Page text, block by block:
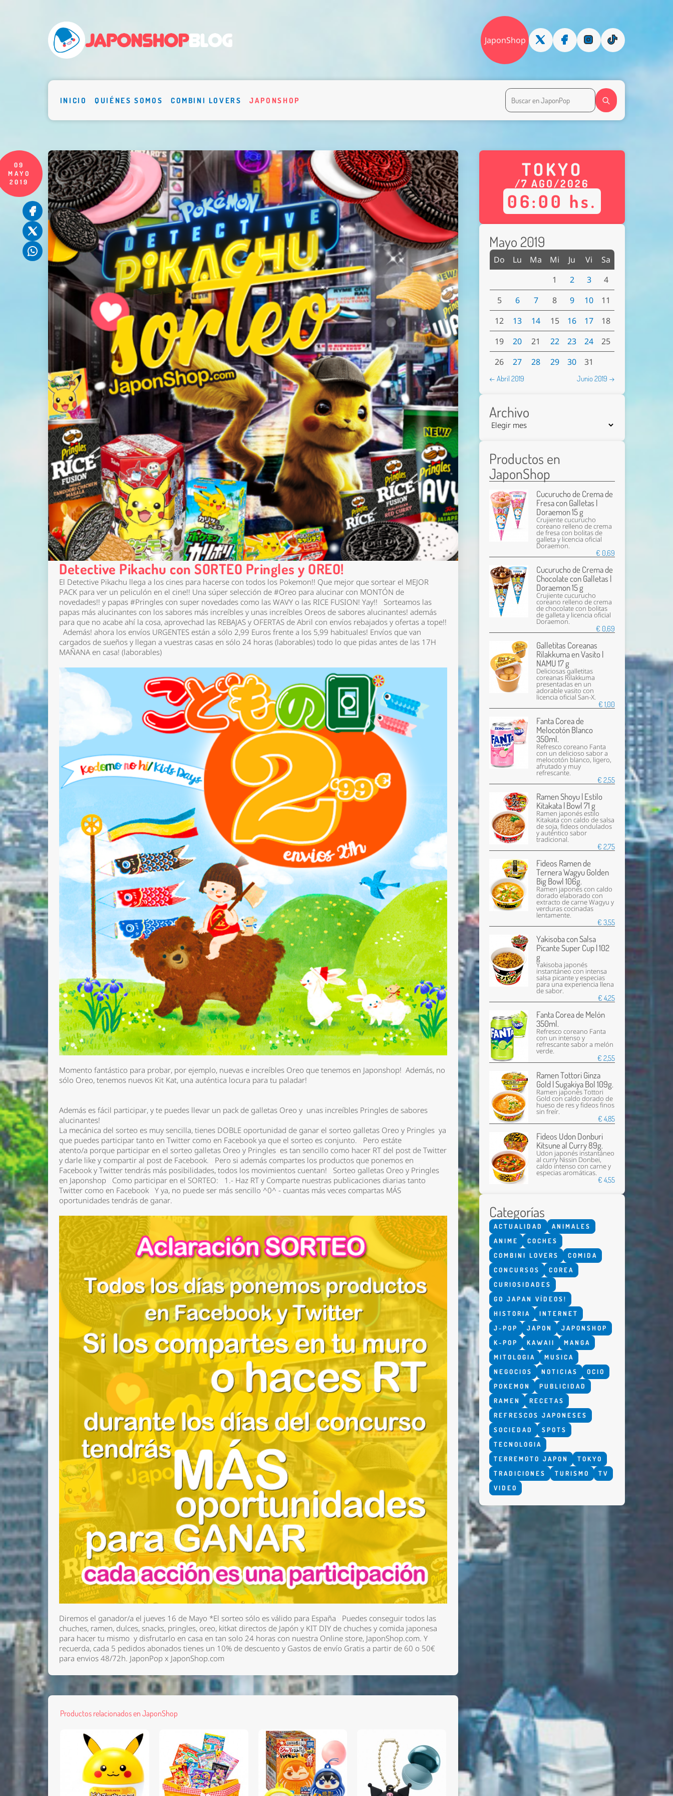
JaponShop
INICIO QUIÉNES SOMOS COMBINI LOVERS JAPONSHOP
09
MAYO
2019
Detective Pikachu con SORTEO Pringles y OREO!
El Detective Pikachu llega a los cines para hacerse con todos los Pokemon!! Que mejor que sortear el MEJOR
PACK para ver un peliculón en el cine!! Una súper selección de #Oreo para alucinar con MONTÓN de
novedades!! y papas #Pringles con super novedades como las WAVY o las RICE FUSION! Yay!! Sorteamos las
papas más alucinantes con los sabores más increíbles y unas increíbles Oreos de sabores alucinantes! además
para que no acabe ahí la cosa, aprovechad las REBAJAS y OFERTAS de Abril con envíos rebajados y ofertas a tope!!
Además! ahora los envíos URGENTES están a sólo 2,99 Euros frente a los 5,99 habituales! Envíos que van
cargados de sueños y llegan a vuestras casas en sólo 24 horas (laborables) todo lo que pidas antes de las 17H
MAÑANA en casa! (laborables)
Momento fantástico para probar, por ejemplo, nuevas e increíbles Oreo que tenemos en Japonshop! Además, no
sólo Oreo, tenemos nuevos Kit Kat, una auténtica locura para tu paladar!
Además es fácil participar, y te puedes llevar un pack de galletas Oreo y unas increíbles Pringles de sabores
alucinantes!
La mecánica del sorteo es muy sencilla, tienes DOBLE oportunidad de ganar el sorteo galletas Oreo y Pringles ya
que puedes participar tanto en Twitter como en Facebook ya que el sorteo es conjunto. Pero estáte
atento/a porque participar en el sorteo galletas Oreo y Pringles es tan sencillo como hacer RT del post de Twitter
y darle like y compartir al post de Facebook. Pero si además compartes los productos que ponemos en
Facebook y Twitter tendrás más posibilidades, todos los movimientos cuentan! Sorteo galletas Oreo y Pringles
en Japonshop Como participar en el SORTEO: 1.- Haz RT y Comparte nuestras publicaciones diarias tanto
Twitter como en Facebook Y ya, no puede ser más sencillo ^0^ - cuantas más veces compartas MÁS
oportunidades tendrás de ganar.
Diremos el ganador/a el jueves 16 de Mayo *El sorteo sólo es válido para España Puedes conseguir todos las
chuches, ramen, dulces, snacks, pringles, oreo, kitkat directos de Japón y KIT DIY de chuches y comida japonesa
para hacer tu mismo y disfrutarlo en casa en tan solo 24 horas con nuestra Online store, JaponShop.com. Y
recuerda, cada 5 pedidos abonados tienes un 10% de descuento y Gastos de envío Gratis a partir de 60 o 50€
para envios 48/72h. JaponPop x JaponShop.com
Productos relacionados en JaponShop
TOKYO
/7 AGO/2026
06:00 hs.
Mayo 2019
Do Lu Ma Mi Ju Vi
Sa
1
2 3
4
5
6 7 8 9 10
11
12
13 14 15 16 17
18
19
20 21 22 23 24
25
26
27 28 29 30 31
← Abril 2019 Junio 2019 →
Archivo
Productos en
JaponShop
Cucurucho de Crema de
Fresa con Galletas |
Doraemon 15 g
Crujiente cucurucho
coreano relleno de crema
de fresa con bolitas de
galleta y licencia oficial
Doraemon.
€ 0,69
Cucurucho de Crema de
Chocolate con Galletas |
Doraemon 15 g
Crujiente cucurucho
coreano relleno de crema
de chocolate con bolitas
de galleta y licencia oficial
Doraemon.
€ 0,69
Galletitas Coreanas
Rilakkuma en Vasito |
NAMU 17 g
Deliciosas galletitas
coreanas Rilakkuma
presentadas en un
adorable vasito con
licencia oficial San-X.
€ 1,00
Fanta Corea de
Melocotón Blanco
350ml.
Refresco coreano Fanta
con un delicioso sabor a
melocotón blanco, ligero,
afrutado y muy
refrescante.
€ 2,55
Ramen Shoyu | Estilo
Kitakata | Bowl 71 g
Ramen japonés estilo
Kitakata con caldo de salsa
de soja, fideos ondulados
y auténtico sabor
tradicional.
€ 2,75
Fideos Ramen de
Ternera Wagyu Golden
Big Bowl 106g.
Ramen japonés con caldo
dorado elaborado con
extracto de carne Wagyu y
verduras cocinadas
lentamente.
€ 3,55
Yakisoba con Salsa
Picante Super Cup | 102
g
Yakisoba japonés
instantáneo con intensa
salsa picante y especias
para una experiencia llena
de sabor.
€ 4,25
Fanta Corea de Melón
350ml.
Refresco coreano Fanta
con un intenso y
refrescante sabor a melón
verde.
€ 2,55
Ramen Tottori Ginza
Gold | Sugakiya Bol 109g.
Ramen japonés Tottori
Gold con caldo dorado de
hueso de res y fideos finos
sin freír.
€ 4,85
Fideos Udon Donburi
Kitsune al Curry 89g.
Udon japonés instantáneo
al curry Nissin Donbei,
caldo intenso con carne y
especias aromáticas.
€ 4,55
Categorías
ACTUALIDAD
ANIMALES
ANIME
COCHES
COMBINI LOVERS
COMIDA
CONCURSOS
COREA
CURIOSIDADES
GO JAPAN VÍDEOS!
HISTORIA
INTERNET
J-POP
JAPON
JAPONSHOP
K-POP
KAWAII
MANGA
MITOLOGIA
MUSICA
NEGOCIOS
NOTICIAS
OCIO
POKEMON
PUBLICIDAD
RAMEN
RECETAS
REFRESCOS JAPONESES
SOCIEDAD
SPOTS
TECNOLOGIA
TERREMOTO JAPON
TOKYO
TRADICIONES
TURISMO
TV
VIDEO
Email *
Enviar